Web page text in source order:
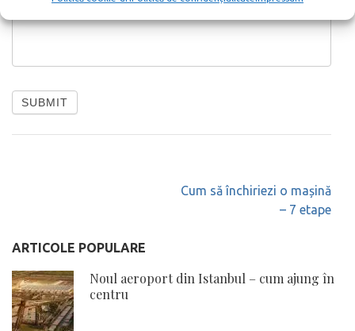
SUBMIT
Cum să închiriezi o mașină
– 7 etape
ARTICOLE POPULARE
Noul aeroport din Istanbul – cum ajung în
centru